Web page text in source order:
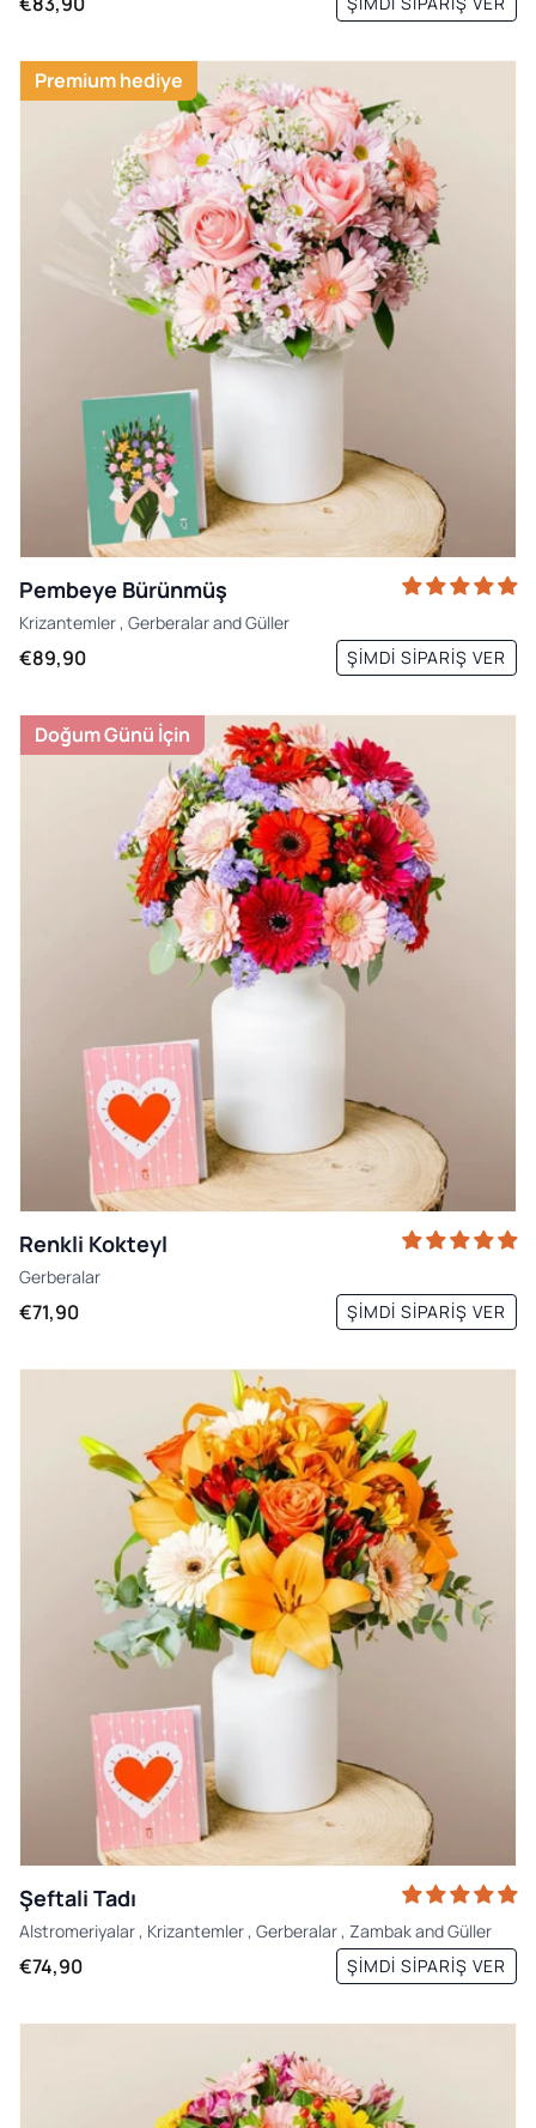
Premium hediye
Pembeye Bürünmüş
Krizantemler, GerberalarandGüller
€89,90 ŞIMDI SIPARIŞ VER
Doğum Günü İçin
Renkli Kokteyl
Gerberalar
€71,90 ŞIMDI SIPARIŞ VER
Şeftali Tadı
Alstromeriyalar, Krizantemler, Gerberalar, ZambakandGüller
€74,90 ŞIMDI SIPARIŞ VER